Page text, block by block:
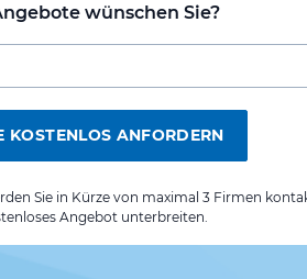
wünschen Sie?
KOSTENLOS ANFORDERN
Sie in Kürze von maximal 3 Firmen
Angebot unterbreiten.